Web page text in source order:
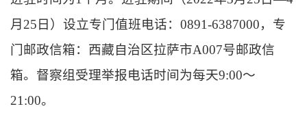
月25日）设立专门值班电话：0891-6387000，专
门邮政信箱：西藏自治区拉萨市A007号邮政信
箱。督察组受理举报电话时间为每天9:00～
21:00。